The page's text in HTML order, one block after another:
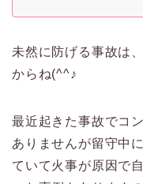
未然に防げる事故は
からね(^^♪
最近起きた事故でコ
ありませんが留守中
ていて火事が原因で